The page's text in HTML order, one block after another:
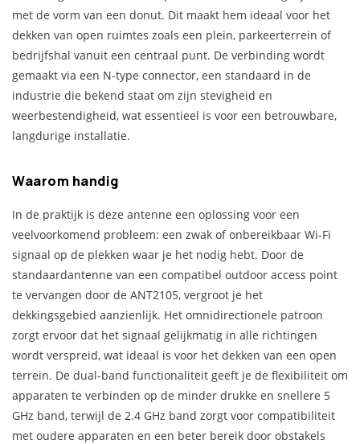
met de vorm van een donut. Dit maakt hem ideaal voor het
dekken van open ruimtes zoals een plein, parkeerterrein of
bedrijfshal vanuit een centraal punt. De verbinding wordt
gemaakt via een N-type connector, een standaard in de
industrie die bekend staat om zijn stevigheid en
weerbestendigheid, wat essentieel is voor een betrouwbare,
langdurige installatie.
Waarom handig
In de praktijk is deze antenne een oplossing voor een
veelvoorkomend probleem: een zwak of onbereikbaar Wi-Fi
signaal op de plekken waar je het nodig hebt. Door de
standaardantenne van een compatibel outdoor access point
te vervangen door de ANT2105, vergroot je het
dekkingsgebied aanzienlijk. Het omnidirectionele patroon
zorgt ervoor dat het signaal gelijkmatig in alle richtingen
wordt verspreid, wat ideaal is voor het dekken van een open
terrein. De dual-band functionaliteit geeft je de flexibiliteit om
apparaten te verbinden op de minder drukke en snellere 5
GHz band, terwijl de 2.4 GHz band zorgt voor compatibiliteit
met oudere apparaten en een beter bereik door obstakels